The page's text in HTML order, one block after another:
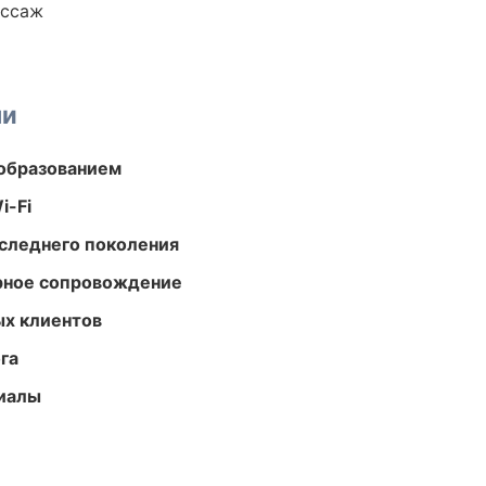
Fi
поколения
сопровождение
клиентов